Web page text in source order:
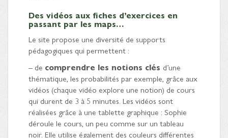
Des vidéos aux fiches d’exercices en
passant par les maps…
Le site propose une diversité de supports
pédagogiques qui permettent :
– de comprendre les notions clés d’une
thématique, les probabilités par exemple, grâce aux
vidéos (chaque vidéo explore une notion) de cours
qui durent de 3 à 5 minutes. Les vidéos sont
réalisées grâce à une tablette graphique : Sophie
déroule le cours, un peu comme sur un tableau
noir. Elle utilise également des couleurs différentes